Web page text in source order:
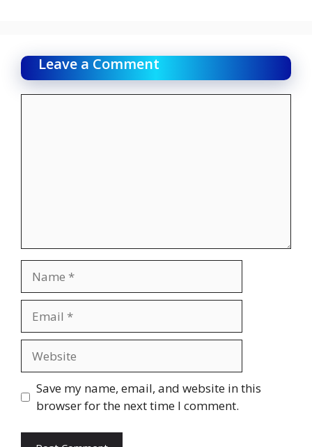
Leave a Comment
Save my name, email, and website in this
browser for the next time I comment.